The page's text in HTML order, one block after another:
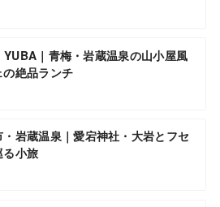
YUBA｜青梅・岩蔵温泉の山小屋風
の絶品ランチ
・岩蔵温泉｜愛宕神社・大岩とフセ
る小旅